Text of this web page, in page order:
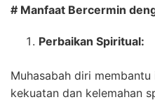
# Manfaat Bercermin
Perbaikan Spiritual:
Muhasabah diri
kekuatan dan kelemahan